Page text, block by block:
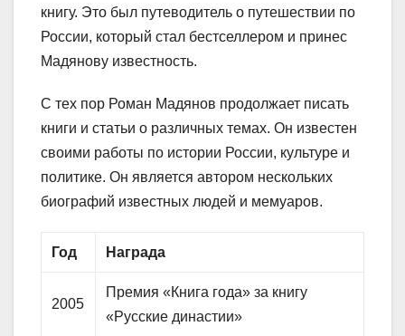
книгу. Это был путеводитель о путешествии по
России, который стал бестселлером и принес
Мадянову известность.
С тех пор Роман Мадянов продолжает писать
книги и статьи о различных темах. Он известен
своими работы по истории России, культуре и
политике. Он является автором нескольких
биографий известных людей и мемуаров.
Год Награда
2005
Премия «Книга года» за книгу
«Русские династии»